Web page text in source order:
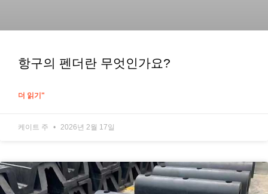
항구의 펜더란 무엇인가요?
더 읽기"
케이트 주 2026년 2월 17일